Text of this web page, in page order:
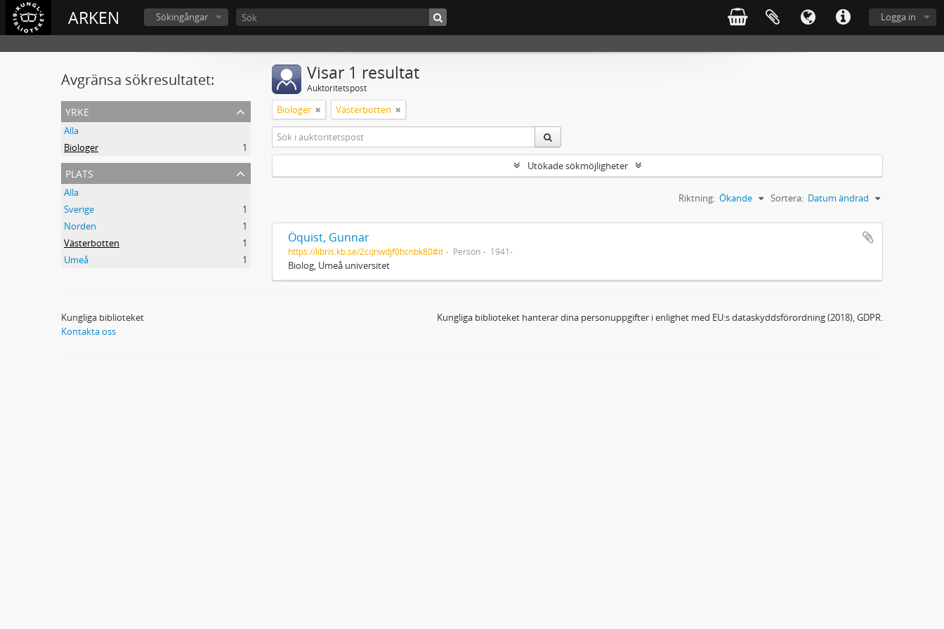
ARKEN Logga in
Sökingångar
Avgränsa sökresultatet:
yrke
Alla
Biologer
1
plats
Alla
Sverige
1
Norden
1
Västerbotten
1
Umeå
1
Visar 1 resultat
Auktoritetspost
Biologer Västerbotten
Utökade sökmöjligheter
Sortera: Datum ändrad
Riktning: Ökande
Öquist, Gunnar
https://libris.kb.se/2cqnwdjf0hcnbk80#it Person 1941-
Biolog, Umeå universitet
Kungliga biblioteket
Kontakta oss
Kungliga biblioteket hanterar dina personuppgifter i enlighet med EU:s dataskyddsförordning (2018), GDPR.